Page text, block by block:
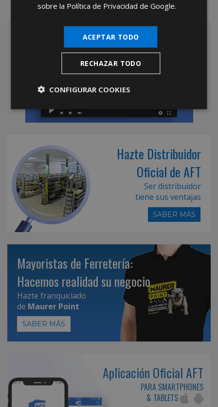
Hazte Distribuidor
Oficial de AFT
Ser distribuidor
tiene sus ventajas
SABER MÁS
Mayoristas de Ferretería:
Hacemos realidad su negocio
Hazte franquiciado
de Maurer Point
SABER MÁS
Aplicación Oficial AFT
PARA SMARTPHONES
& TABLETS
sobre la Política de Privacidad de Google.
ACEPTAR TODO
RECHAZAR TODO
CONFIGURAR COOKIES